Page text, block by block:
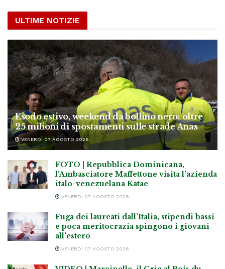
ULTIME NOTIZIE
Esodo estivo, weekend da bollino nero: oltre
25 milioni di spostamenti sulle strade Anas
VENERDÌ 07 AGOSTO 2026
FOTO | Repubblica Dominicana,
l’Ambasciatore Maffettone visita l’azienda
italo-venezuelana Katae
VENERDÌ 07 AGOSTO 2026
Fuga dei laureati dall’Italia, stipendi bassi
e poca meritocrazia spingono i giovani
all’estero
VENERDÌ 07 AGOSTO 2026